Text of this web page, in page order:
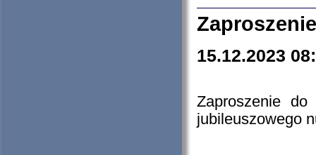
15.12.2023
Zaproszenie do
jubileuszowego